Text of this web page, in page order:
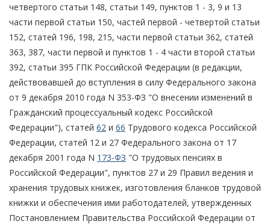
четвертого статьи 148, статьи 149, пунктов 1 - 3, 9 и 13
части первой статьи 150, частей первой - четвертой статьи
152, статей 196, 198, 215, части первой статьи 362, статей
363, 387, части первой и пунктов 1 - 4 части второй статьи
392, статьи 395 ГПК Российской Федерации (в редакции,
действовавшей до вступления в силу Федерального закона
от 9 декабря 2010 года N 353-ФЗ "О внесении изменений в
Гражданский процессуальный кодекс Российской
Федерации"), статей 62 и 66 Трудового кодекса Российской
Федерации, статей 12 и 27 Федерального закона от 17
декабря 2001 года N 173-ФЗ "О трудовых пенсиях в
Российской Федерации", пунктов 27 и 29 Правил ведения и
хранения трудовых книжек, изготовления бланков трудовой
книжки и обеспечения ими работодателей, утвержденных
Постановлением Правительства Российской Федерации от